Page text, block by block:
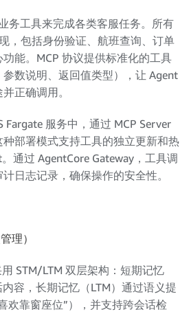
务工具来完成各类客服任务。所有
，包括身份验证、航班查询、订单
能。MCP 协议提供标准化的工具
数说明、返回值类型），让 Agent
正确调用。
Fargate 服务中，通过 MCP Server
部署模式支持工具的独立更新和热
通过 AgentCore Gateway，工具调
日志记录，确保操作的安全性。
理）
STM/LTM 双层架构：短期记忆
内容，长期记忆（LTM）通过语义提
欢靠窗座位”），并支持跨会话检